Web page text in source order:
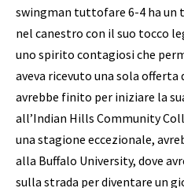
swingman tuttofare 6-4 ha
nel canestro con il suo tocco
uno spirito contagiosi che
aveva ricevuto una sola offerta
avrebbe finito per iniziare la
all’Indian Hills Community
una stagione eccezionale,
alla Buffalo University, dove
sulla strada per diventare un